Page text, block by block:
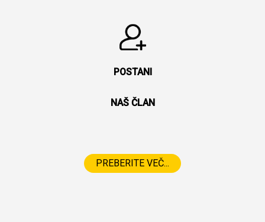
POSTANI
NAŠ ČLAN
PREBERITE VEČ...